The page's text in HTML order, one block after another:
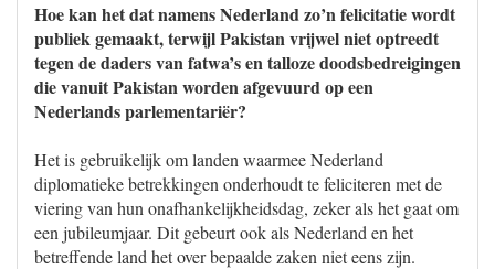
Hoe kan het dat namens Nederland zo’n felicitatie wordt
publiek gemaakt, terwijl Pakistan vrijwel niet optreedt
tegen de daders van fatwa’s en talloze doodsbedreigingen
die vanuit Pakistan worden afgevuurd op een
Nederlands parlementariër?
Het is gebruikelijk om landen waarmee Nederland
diplomatieke betrekkingen onderhoudt te feliciteren met de
viering van hun onafhankelijkheidsdag, zeker als het gaat om
een jubileumjaar. Dit gebeurt ook als Nederland en het
betreffende land het over bepaalde zaken niet eens zijn.